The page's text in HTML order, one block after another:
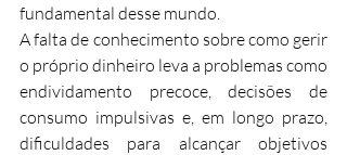
fundamental desse mundo.
A falta de conhecimento sobre como gerir
o próprio dinheiro leva a problemas como
endividamento precoce, decisões de
consumo impulsivas e, em longo prazo,
dificuldades para alcançar objetivos